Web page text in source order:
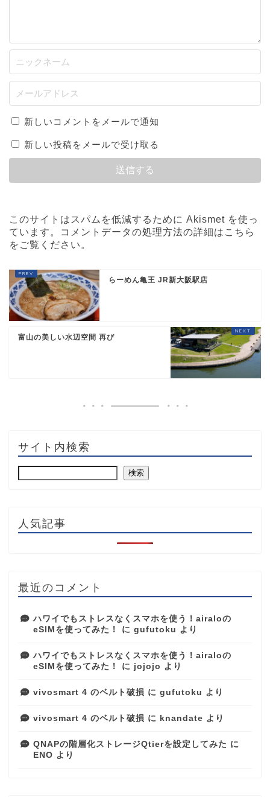
新しいコメントをメールで通知
新しい投稿をメールで受け取る
このサイトはスパムを低減するために Akismet を使っ
ています。
コメントデータの処理方法の詳細はこちら
をご覧ください 。
らーめん亀王 JR新大阪駅店
富山の美しい水辺空間 再び
サイト内検索
検索
人気記事
最近のコメント
ハワイでもストレスなくスマホを使う！airaloの
eSIMを使ってみた！
に gufutoku より
ハワイでもストレスなくスマホを使う！airaloの
eSIMを使ってみた！
に jojojo より
vivosmart 4 のベルト破損 に gufutoku より
vivosmart 4 のベルト破損 に knandate より
QNAPの階層化ストレージQtierを設定してみた に
ENO より